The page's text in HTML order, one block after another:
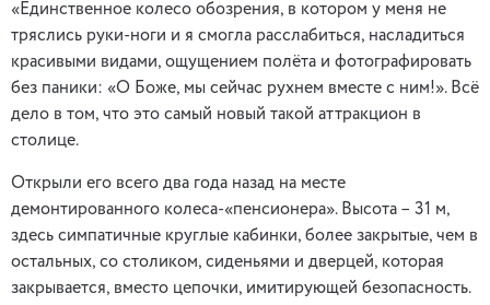
«Единственное колесо обозрения, в котором у меня не
тряслись руки-ноги и я смогла расслабиться, насладиться
красивыми видами, ощущением полёта и фотографировать
без паники: «О Боже, мы сейчас рухнем вместе с ним!». Всё
дело в том, что это самый новый такой аттракцион в
столице.
Открыли его всего два года назад на месте
демонтированного колеса-«пенсионера». Высота – 31 м,
здесь симпатичные круглые кабинки, более закрытые, чем в
остальных, со столиком, сиденьями и дверцей, которая
закрывается, вместо цепочки, имитирующей безопасность.